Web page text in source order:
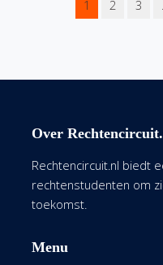
1 2 3
Over
Rechtencircuit.nl biedt
rechtenstudenten om
toekomst.
Menu